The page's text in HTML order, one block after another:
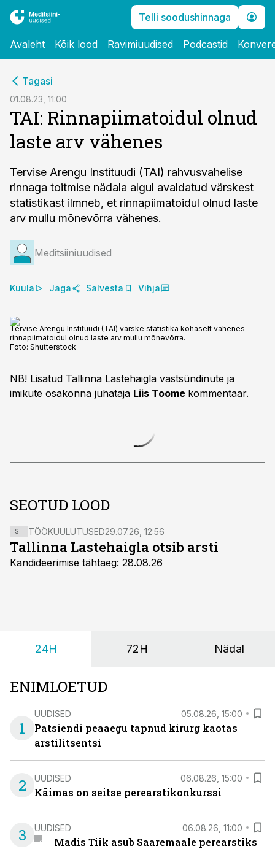
Telli soodushinnaga
Avaleht Kõik lood Ravimiuudised Podcastid
Tagasi
01.08.23, 11:00
TAI: Rinnapiimatoidul olnud
laste arv vähenes
Tervise Arengu Instituudi (TAI) rahvusvahelise
rinnaga toitmise nädala algul avaldatud värskest
statistikast ilmneb, et rinnapiimatoidul olnud laste
arv mullu mõnevõrra vähenes.
Meditsiiniuudised
Kuula Jaga Salvesta Vihja
Tervise Arengu Instituudi (TAI) värske statistika kohaselt vähenes
rinnapiimatoidul olnud laste arv mullu mõnevõrra.
Foto: Shutterstock
NB! Lisatud Tallinna Lastehaigla vastsündinute ja
imikute osakonna juhataja Liis Toome kommentaar.
SEOTUD LOOD
ST TÖÖKUULUTUSED29.07.26, 12:56
Tallinna Lastehaigla otsib arsti
Kandideerimise tähtaeg: 28.08.26
24H 72H Nädal
ENIMLOETUD
1
UUDISED 05.08.26, 15:00
Patsiendi peaaegu tapnud kirurg kaotas
arstilitsentsi
2 UUDISED 06.08.26, 15:00
Käimas on seitse perearstikonkurssi
3 UUDISED 06.08.26, 11:00
Madis Tiik asub Saaremaale perearstiks